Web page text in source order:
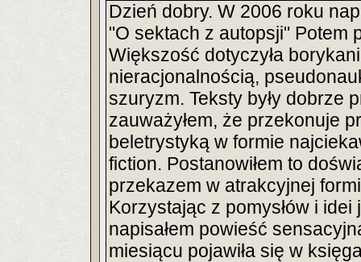
Dzień dobry. W 2006 roku
"O sektach z autopsji" Potem
Większość dotyczyła
nieracjonalnością,
szuryzm. Teksty były dobrze
zauważyłem, że przekonuje
beletrystyką w formie
fiction. Postanowiłem to
przekazem w atrakcyjnej
Korzystając z pomysłów i
napisałem powieść
miesiącu pojawiła się w